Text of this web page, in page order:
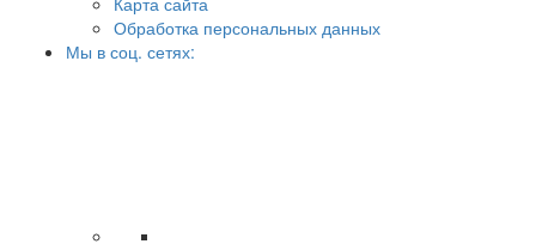
Обработка персональных данных
Мы в соц. сетях: